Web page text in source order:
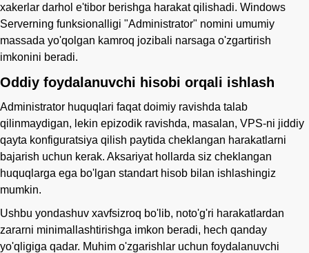
xakerlar darhol e'tibor berishga harakat qilishadi. Windows
Serverning funksionalligi "Administrator" nomini umumiy
massada yo'qolgan kamroq jozibali narsaga o'zgartirish
imkonini beradi.
Oddiy foydalanuvchi hisobi orqali ishlash
Administrator huquqlari faqat doimiy ravishda talab
qilinmaydigan, lekin epizodik ravishda, masalan, VPS-ni jiddiy
qayta konfiguratsiya qilish paytida cheklangan harakatlarni
bajarish uchun kerak. Aksariyat hollarda siz cheklangan
huquqlarga ega bo'lgan standart hisob bilan ishlashingiz
mumkin.
Ushbu yondashuv xavfsizroq bo'lib, noto'g'ri harakatlardan
zararni minimallashtirishga imkon beradi, hech qanday
yo'qligiga qadar. Muhim o'zgarishlar uchun foydalanuvchi